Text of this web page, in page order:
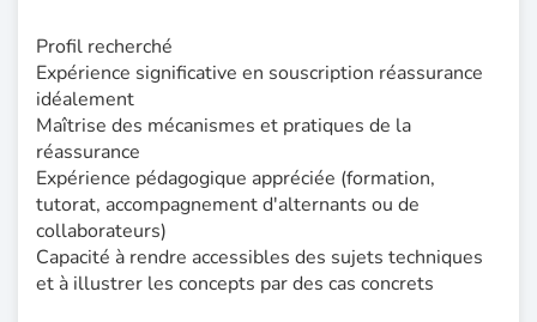
Profil recherché
Expérience significative en souscription réassurance
idéalement
Maîtrise des mécanismes et pratiques de la
réassurance
Expérience pédagogique appréciée (formation,
tutorat, accompagnement d'alternants ou de
collaborateurs)
Capacité à rendre accessibles des sujets techniques
et à illustrer les concepts par des cas concrets